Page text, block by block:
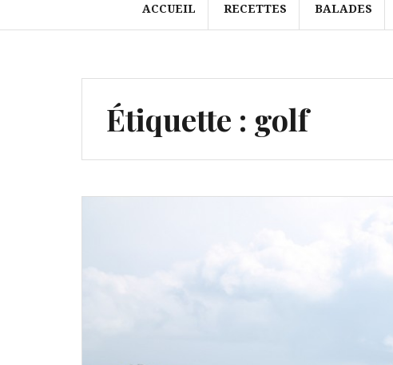
ACCUEIL RECETTES BALADES
Étiquette : golf